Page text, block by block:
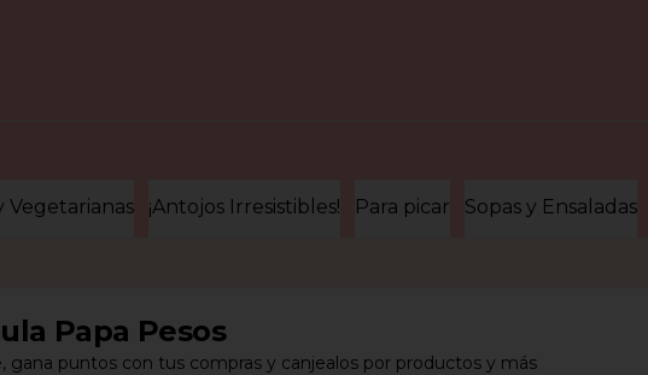
Vegetarianas ¡Antojos Irresistibles! Para picar Sopas y Ensaladas
Papa Pesos
gana puntos con tus compras y canjealos por productos y más